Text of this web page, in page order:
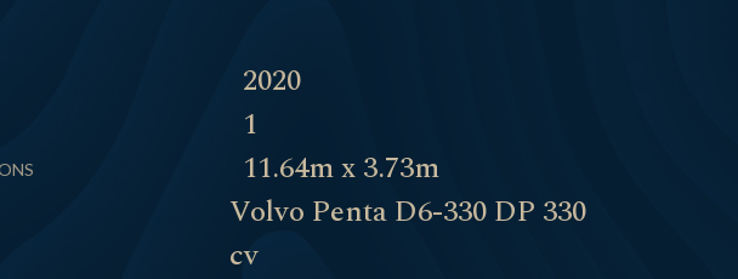
2020
1
11.64m x 3.73m
Volvo Penta D6-330 DP 330
cv